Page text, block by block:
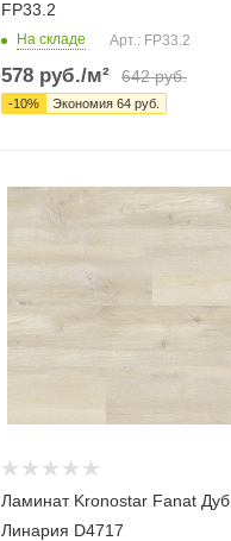
FP33.2
На складе Арт.: FP33.2
578 руб./м² 642руб.
-10% Экономия 64 руб.
Ламинат Kronostar Fanat Дуб
Линария D4717